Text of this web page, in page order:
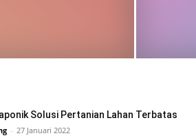
Solusi Pertanian Lahan Terbatas
- 27 Januari 2022